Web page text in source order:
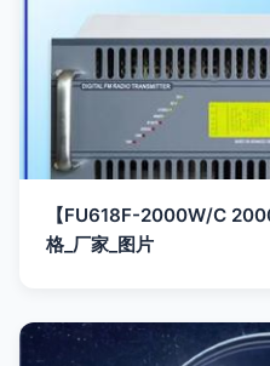
【FU618F-2000W/C
格_厂家_图片